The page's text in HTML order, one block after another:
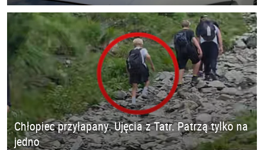
Chłopiec przyłapany. Ujęcia z Tatr. Patrzą tylko na
jedno